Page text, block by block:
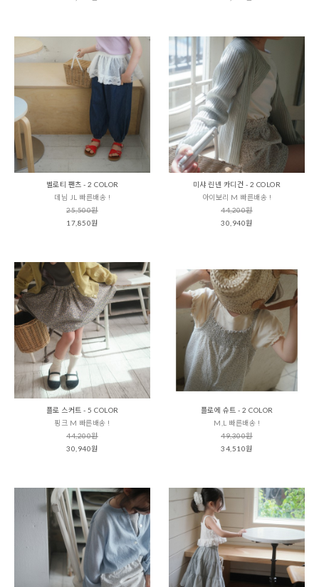
벨로티 팬츠 - 2 COLOR
데님 JL 빠른배송 !
25,500원
17,850원
미샤 린넨 카디건 - 2 COLOR
아이보리 M 빠른배송 !
44,200원
30,940원
플로 스커트 - 5 COLOR
핑크 M 빠른배송 !
44,200원
30,940원
플로에 슈트 - 2 COLOR
M,L 빠른배송 !
49,300원
34,510원